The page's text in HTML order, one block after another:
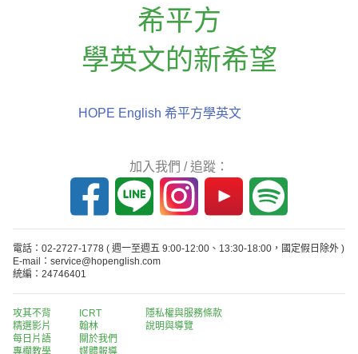
希平方
學英文的新希望
HOPE English 希平方學英文
加入我們 / 追蹤：
電話：02-2727-1778 ( 週一至週五 9:00-12:00、13:30-18:00，國定假日除外 )
E-mail：service@hopenglish.com
統編：24746401
攻其不背
精選影片
每日片語
專欄教學
ICRT
翰林
關於我們
媒體報導
隱私權與服務條款
說明與導覽